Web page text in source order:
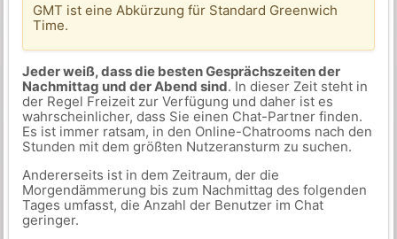
GMT ist eine Abkürzung für Standard Greenwich
Time.
Jeder weiß, dass die besten Gesprächszeiten der
Nachmittag und der Abend sind. In dieser Zeit steht in
der Regel Freizeit zur Verfügung und daher ist es
wahrscheinlicher, dass Sie einen Chat-Partner finden.
Es ist immer ratsam, in den Online-Chatrooms nach den
Stunden mit dem größten Nutzeransturm zu suchen.
Andererseits ist in dem Zeitraum, der die
Morgendämmerung bis zum Nachmittag des folgenden
Tages umfasst, die Anzahl der Benutzer im Chat
geringer.